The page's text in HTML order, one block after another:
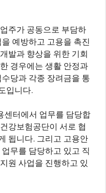
주가 공동으로 부담하
예방하고 고용을 촉진
발과 향상을 위한 기회
경우에는 생활 안정과
당과 각종 장려금을 통
입니다.
센터에서 업무를 담당합
강보험공단이 서로 협
됩니다. 그리고 고용안
무를 담당하고 있고 직
원 사업을 진행하고 있